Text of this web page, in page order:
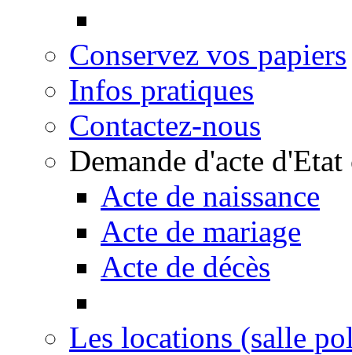
Conservez vos papiers
Infos pratiques
Contactez-nous
Demande d'acte
Acte de naissance
Acte de mariage
Acte de décès
Les locations (salle